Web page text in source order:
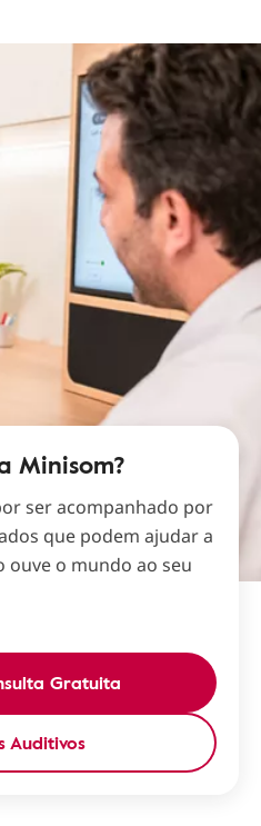
Minisom?
ser acompanhado por
que podem ajudar a
ouve o mundo ao seu
Gratuita
Auditivos